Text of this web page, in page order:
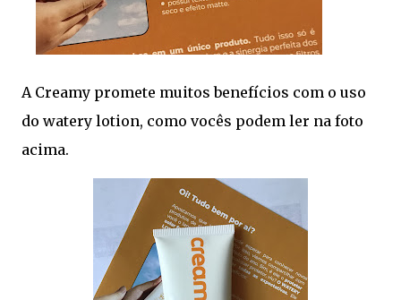
A Creamy promete muitos benefícios com o uso
do watery lotion, como vocês podem ler na foto
acima.